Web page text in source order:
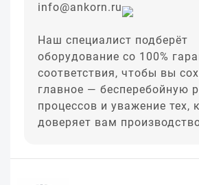
info@ankorn.ru
Наш специалист подберёт
оборудование со 100%
соответствия, чтобы вы
главное — бесперебойную
процессов и уважение тех,
доверяет вам